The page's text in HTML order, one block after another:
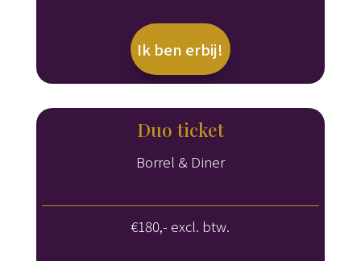
Ik ben erbij!
Duo ticket
Borrel & Diner
€180,- excl. btw.